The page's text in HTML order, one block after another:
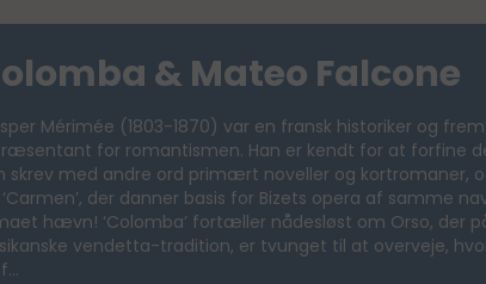
& Mateo Falcone
Mérimée (1803-1870) var en fransk historiker og
for romantismen. Han er kendt for at forfine
skrev med andre ord primært noveller og kortromaner,
der danner basis for Bizets opera af samme
hævn! ‘Colomba’ fortæller nådesløst om Orso, der
vendetta-tradition, er tvunget til at overveje,